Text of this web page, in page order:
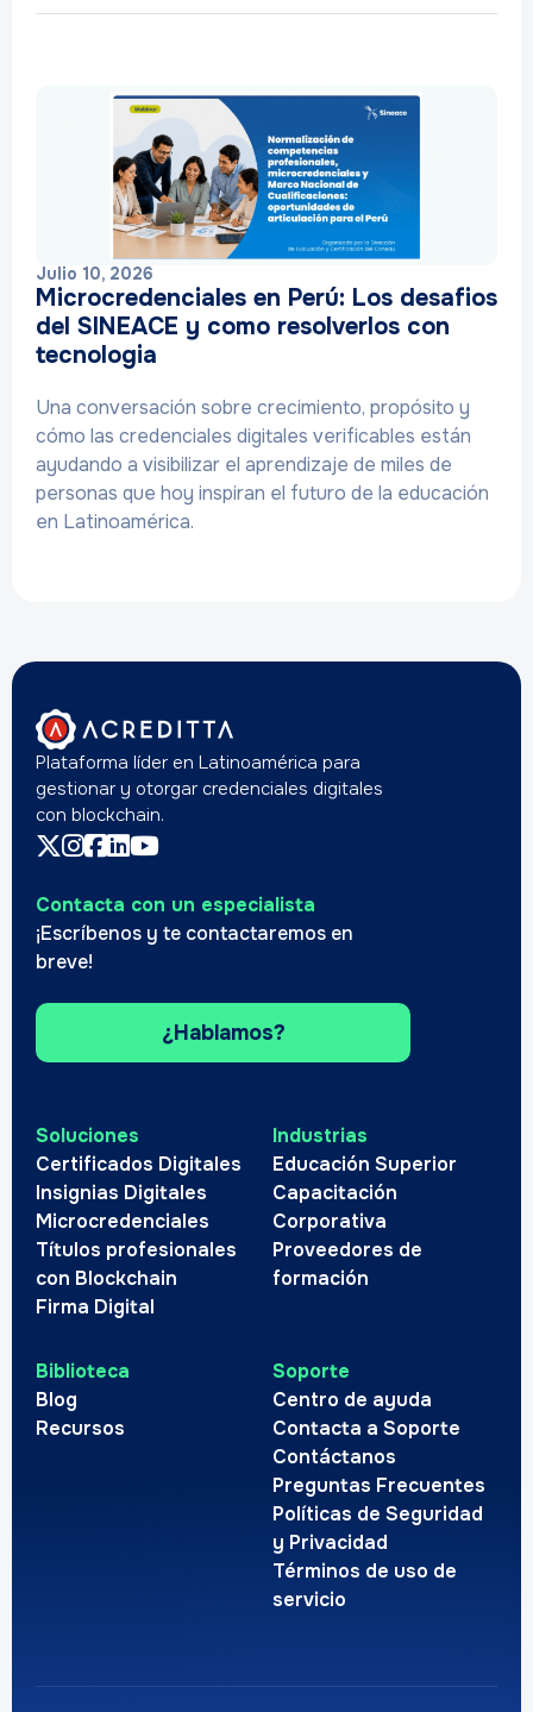
Julio 10, 2026
Microcredenciales en Perú: Los desafios
del SINEACE y como resolverlos con
tecnologia
Una conversación sobre crecimiento, propósito y
cómo las credenciales digitales verificables están
ayudando a visibilizar el aprendizaje de miles de
personas que hoy inspiran el futuro de la educación
en Latinoamérica.
Plataforma líder en Latinoamérica para
gestionar y otorgar credenciales digitales
con blockchain.
Contacta con un especialista
¡Escríbenos y te contactaremos en
breve!
¿Hablamos?
Soluciones
Certificados Digitales
Insignias Digitales
Microcredenciales
Títulos profesionales
con Blockchain
Firma Digital
Industrias
Educación Superior
Capacitación
Corporativa
Proveedores de
formación
Biblioteca
Blog
Recursos
Soporte
Centro de ayuda
Contacta a Soporte
Contáctanos
Preguntas Frecuentes
Políticas de Seguridad
y Privacidad
Términos de uso de
servicio